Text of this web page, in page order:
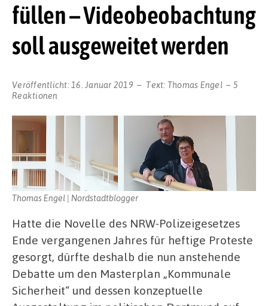
füllen – Videobeobachtung
soll ausgeweitet werden
Veröffentlicht: 16. Januar 2019 Text: Thomas Engel
5
Reaktionen
Thomas Engel | Nordstadtblogger
Hatte die Novelle des NRW-Polizeigesetzes
Ende vergangenen Jahres für heftige Proteste
gesorgt, dürfte deshalb die nun anstehende
Debatte um den Masterplan „Kommunale
Sicherheit“ und dessen konzeptuelle